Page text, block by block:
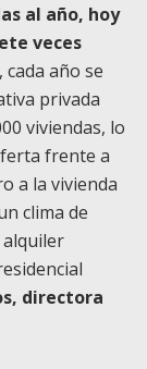
al año, hoy
veces
cada año se
privada
viviendas, lo
frente a
a la vivienda
clima de
directora